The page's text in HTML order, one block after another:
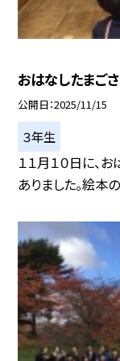
おはなしたまご
公開日 2025/11/15
３年生
１１月１０日に、
ありました。絵本